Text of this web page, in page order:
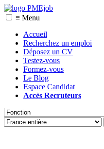
≡ Menu
Accueil
Recherchez un emploi
Déposez un CV
Testez-vous
Formez-vous
Le Blog
Espace Candidat
Accès Recruteurs